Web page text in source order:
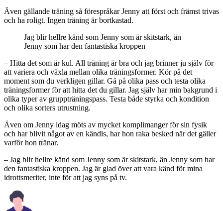
Även gällande träning så förespråkar Jenny att först och främst trivas
och ha roligt. Ingen träning är bortkastad.
Jag blir hellre känd som Jenny som är skitstark, än
Jenny som har den fantastiska kroppen
– Hitta det som är kul. All träning är bra och jag brinner ju själv för
att variera och växla mellan olika träningsformer. Kör på det
moment som du verkligen gillar. Gå på olika pass och testa olika
träningsformer för att hitta det du gillar. Jag själv har min bakgrund i
olika typer av gruppträningspass. Testa både styrka och kondition
och olika sorters utrustning.
Även om Jenny idag möts av mycket komplimanger för sin fysik
och har blivit något av en kändis, har hon raka besked när det gäller
varför hon tränar.
– Jag blir hellre känd som Jenny som är skitstark, än Jenny som har
den fantastiska kroppen. Jag är glad över att vara känd för mina
idrottsmeriter, inte för att jag syns på tv.